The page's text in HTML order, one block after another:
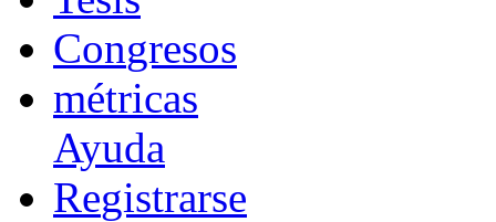
Congresos
métricas
Ayuda
Registrarse